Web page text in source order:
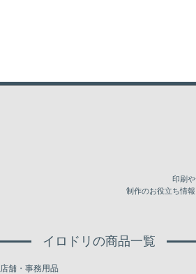
印刷や
制作のお役立ち情報
イロドリの商品一覧
店舗・事務用品